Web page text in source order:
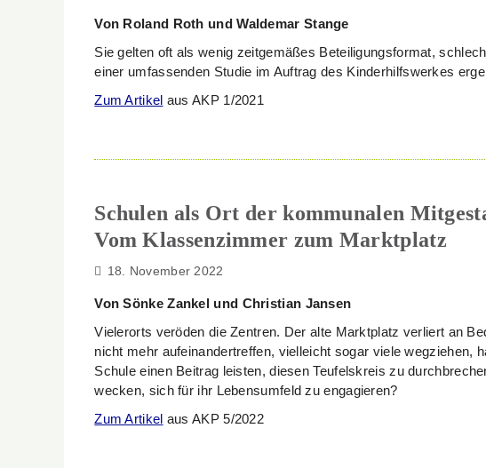
Von Roland Roth und Waldemar Stange
Sie gelten oft als wenig zeitgemäßes Beteiligungsformat,
einer umfassenden Studie im Auftrag des Kinderhilfswerkes
Zum Artikel aus AKP 1/2021
Schulen als Ort der kommunalen
Vom Klassenzimmer zum Marktplatz
18. November 2022
Von Sönke Zankel und Christian Jansen
Vielerorts veröden die Zentren. Der alte Marktplatz verliert an
nicht mehr aufeinandertreffen, vielleicht sogar viele wegziehen,
Schule einen Beitrag leisten, diesen Teufelskreis zu
wecken, sich für ihr Lebensumfeld zu engagieren?
Zum Artikel aus AKP 5/2022